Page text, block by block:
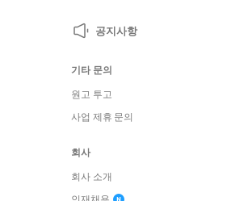
공지사항
기타 문의
원고 투고
사업 제휴 문의
회사
회사 소개